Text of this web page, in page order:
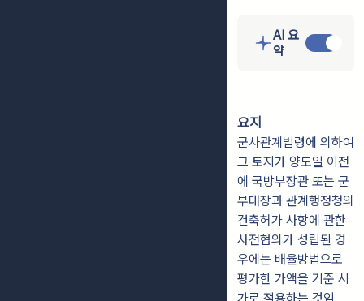
AI 요
약
요지
군사관계법령에 의하여
그 토지가 양도일 이전
에 국방부장관 또는 군
부대장과 관계행정청의
건축허가 사항에 관한
사전협의가 성립된 경
우에는 배율방법으로
평가한 가액을 기준 시